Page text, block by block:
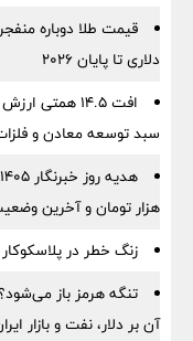
دلاری تا پایان ۲۰۲۶
افت ۱۴.۵
سبد توسعه معادن و
هزار تومان و آخرین
زنگ خطر در پلاسکوکار
تنگه هرمز باز
آن بر دلار، نفت و بازار